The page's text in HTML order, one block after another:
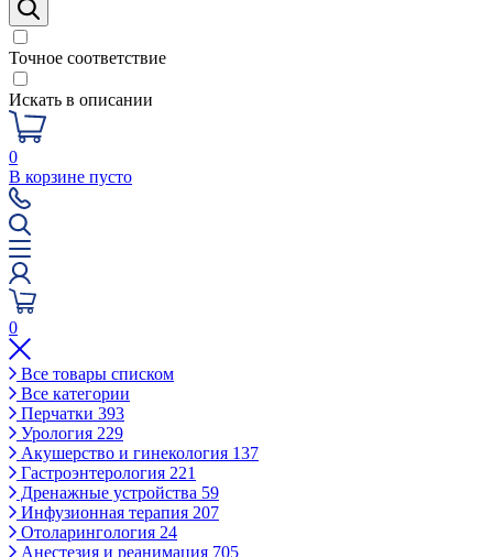
Точное соответствие
Искать в описании
0
В корзине пусто
0
Все товары списком
Все категории
Перчатки 393
Урология 229
Акушерство и гинекология 137
Гастроэнтерология 221
Дренажные устройства 59
Инфузионная терапия 207
Отоларингология 24
Анестезия и реанимация 705